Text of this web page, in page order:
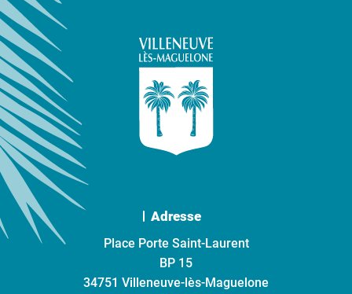
Adresse
Place Porte Saint-Laurent
BP 15
34751 Villeneuve-lès-Maguelone